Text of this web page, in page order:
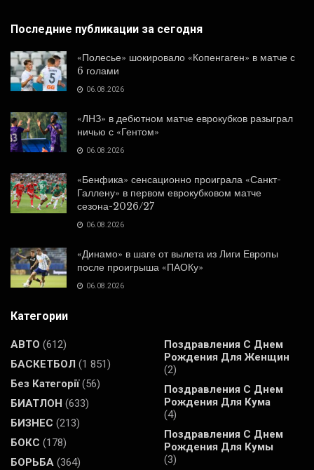
Последние публикации за сегодня
«Полесье» шокировало «Копенгаген» в матче с
6 голами
06.08.2026
«ЛНЗ» в дебютном матче еврокубков разыграл
ничью с «Гентом»
06.08.2026
«Бенфика» сенсационно проиграла «Санкт-
Галлену» в первом еврокубковом матче
сезона-2026/27
06.08.2026
«Динамо» в шаге от вылета из Лиги Европы
после проигрыша «ПАОКу»
06.08.2026
Категории
АВТО (612)
БАСКЕТБОЛ (1 851)
Без Категорії(56)
БИАТЛОН (633)
БИЗНЕС (213)
БОКС (178)
БОРЬБА (364)
Поздравления С Днем
Рождения Для Женщин
(2)
Поздравления С Днем
Рождения Для Кума
(4)
Поздравления С Днем
Рождения Для Кумы
(3)